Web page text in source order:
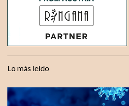
Lo más leido